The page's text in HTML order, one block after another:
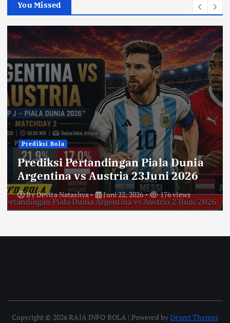
You Missed
Prediksi Bola
Prediksi Pertandingan Piala Dunia
Argentina vs Austria 23Juni 2026
ByDevita Natashya Juni 22, 2026 176 views
Copyright © 2026 RAJA INFO BOLA | Powered byDesert Themes